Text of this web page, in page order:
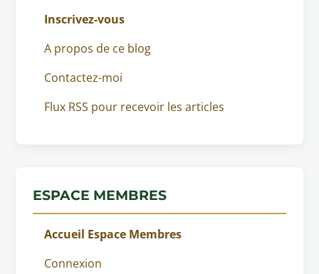
Inscrivez-vous
A propos de ce blog
Contactez-moi
Flux RSS pour recevoir les articles
ESPACE MEMBRES
Accueil Espace Membres
Connexion